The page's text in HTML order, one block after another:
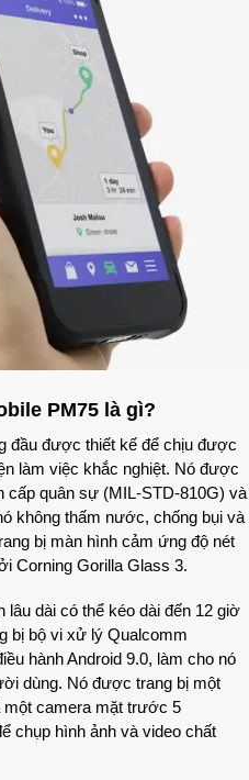
PM75 là gì?
đầu được thiết kế để chịu được
làm việc khắc nghiệt. Nó được
cấp quân sự (MIL-STD-810G) và
không thấm nước, chống bụi và
bị màn hình cảm ứng độ nét
Corning Gorilla Glass 3.
dài có thể kéo dài đến 12 giờ
bị bộ vi xử lý Qualcomm
hành Android 9.0, làm cho nó
dùng. Nó được trang bị một
một camera mặt trước 5
chụp hình ảnh và video chất